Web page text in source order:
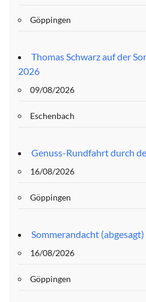
Göppingen
Thomas Schwarz auf der
2026
09/08/2026
Eschenbach
Genuss-Rundfahrt durch
16/08/2026
Göppingen
Sommerandacht (abgesagt)
16/08/2026
Göppingen